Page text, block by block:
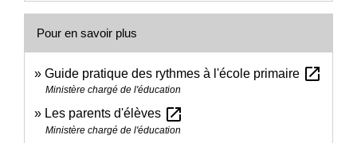
Pour en savoir plus
Guide pratique des rythmes à l'école primaire open_in_new
Ministère chargé de l'éducation
Les parents d'élèves open_in_new
Ministère chargé de l'éducation